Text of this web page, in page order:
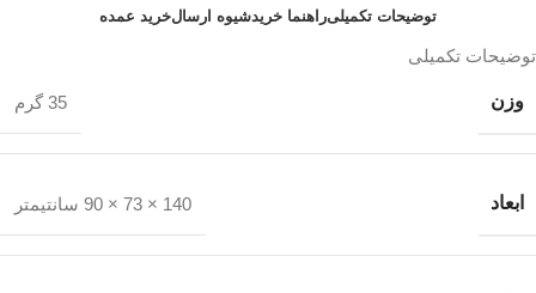
توضیحات تکمیلیراهنما خریدشیوه ارسالخرید عمده
توضیحات تکمیلی
وزن 35 گرم
ابعاد 140 × 73 × 90 سانتیمتر